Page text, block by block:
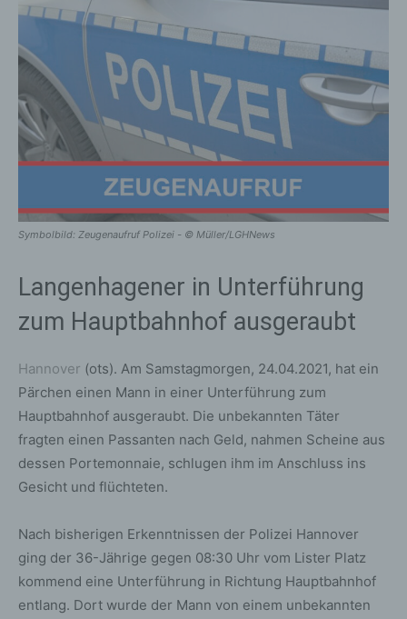
Symbolbild: Zeugenaufruf Polizei - © Müller/LGHNews
Langenhagener in Unterführung
zum Hauptbahnhof ausgeraubt
Hannover (ots). Am Samstagmorgen, 24.04.2021, hat ein
Pärchen einen Mann in einer Unterführung zum
Hauptbahnhof ausgeraubt. Die unbekannten Täter
fragten einen Passanten nach Geld, nahmen Scheine aus
dessen Portemonnaie, schlugen ihm im Anschluss ins
Gesicht und flüchteten.
Nach bisherigen Erkenntnissen der Polizei Hannover
ging der 36-Jährige gegen 08:30 Uhr vom Lister Platz
kommend eine Unterführung in Richtung Hauptbahnhof
entlang. Dort wurde der Mann von einem unbekannten